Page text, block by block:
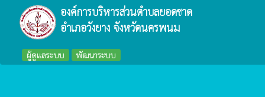
องค์การบริหารส่วนตำบลยอดชาด
อำเภอวังยาง จังหวัดนครพนม
ผู้ดูแลระบบ พัฒนาระบบ